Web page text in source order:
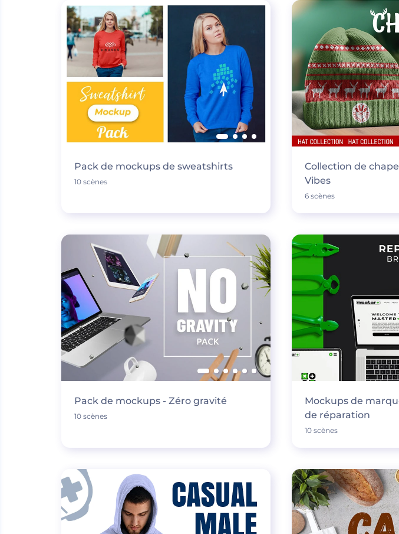
Pack de mockups de sweatshirts
10 scènes
Collection de
Vibes
6 scènes
Pack de mockups - Zéro gravité
10 scènes
Mockups de
de réparation
10 scènes